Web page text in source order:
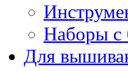
Наборы с
Для